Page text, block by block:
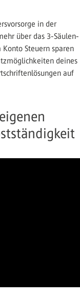
in der
über das 3-Säulen-
Steuern sparen
deines
auf